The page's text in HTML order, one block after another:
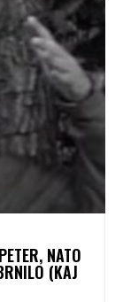
NATO
(KAJ